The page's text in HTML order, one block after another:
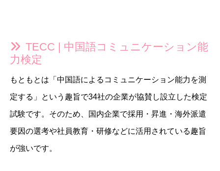
TECC | 中国語コミュニケーション能
力検定
もともとは「中国語によるコミュニケーション能力を測
定する」という趣旨で34社の企業が協賛し設立した検定
試験です。そのため、国内企業で採用・昇進・海外派遣
要因の選考や社員教育・研修などに活用されている趣旨
が強いです。